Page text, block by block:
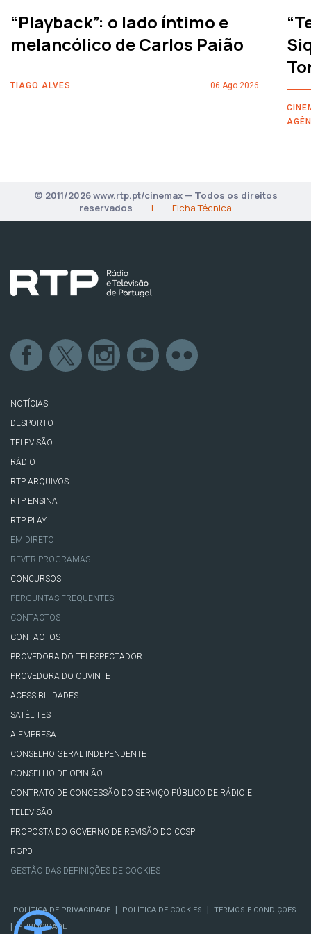
“Playback”: o lado íntimo e
melancólico de Carlos Paião
TIAGO ALVES 06 Ago 2026
© 2011/2026 www.rtp.pt/cinemax — Todos os direitos
reservados
| Ficha Técnica
NOTÍCIAS
DESPORTO
TELEVISÃO
RÁDIO
RTP ARQUIVOS
RTP ENSINA
RTP PLAY
EM DIRETO
REVER PROGRAMAS
CONCURSOS
PERGUNTAS FREQUENTES
CONTACTOS
CONTACTOS
PROVEDORA DO TELESPECTADOR
PROVEDORA DO OUVINTE
ACESSIBILIDADES
SATÉLITES
A EMPRESA
CONSELHO GERAL INDEPENDENTE
CONSELHO DE OPINIÃO
CONTRATO DE CONCESSÃO DO SERVIÇO PÚBLICO DE RÁDIO E
TELEVISÃO
PROPOSTA DO GOVERNO DE REVISÃO DO CCSP
RGPD
GESTÃO DAS DEFINIÇÕES DE COOKIES
POLÍTICA DE PRIVACIDADE POLÍTICA DE COOKIES TERMOS E CONDIÇÕES
PUBLICIDADE